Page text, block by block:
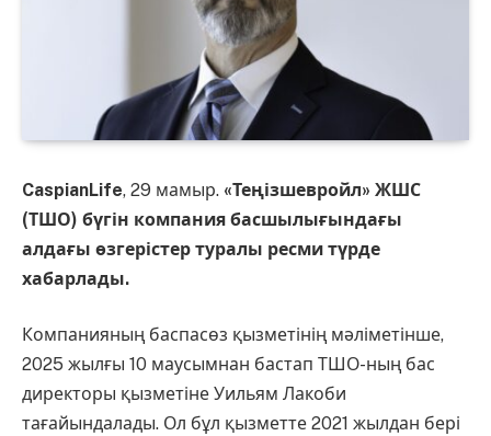
CaspianLife, 29 мамыр. «Теңізшевройл» ЖШС
(ТШО) бүгін компания басшылығындағы
алдағы өзгерістер туралы ресми түрде
хабарлады.
Компанияның баспасөз қызметінің мәліметінше,
2025 жылғы 10 маусымнан бастап ТШО-ның бас
директоры қызметіне Уильям Лакоби
тағайындалады. Ол бұл қызметте 2021 жылдан бері